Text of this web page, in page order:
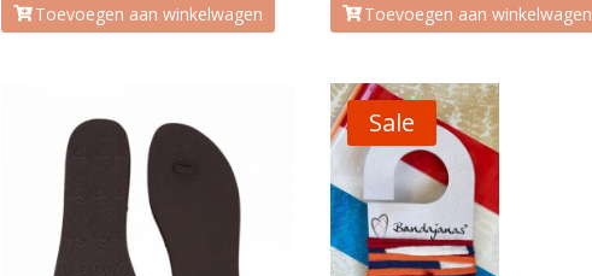
Toevoegen aan winkelwagen Toevoegen aan winkelwagen
Sale